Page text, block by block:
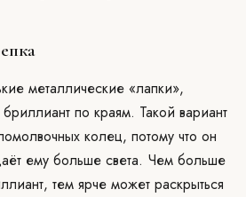
металлические «лапки»,
по краям. Такой вариант
колец, потому что он
ему больше света. Чем больше
тем ярче может раскрыться